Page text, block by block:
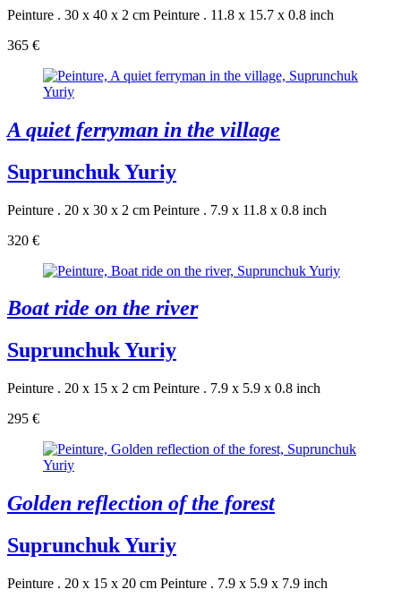
Peinture . 30 x 40 x 2 cm Peinture . 11.8 x 15.7 x 0.8 inch
365 €
A quiet ferryman in the village
Suprunchuk Yuriy
Peinture . 20 x 30 x 2 cm Peinture . 7.9 x 11.8 x 0.8 inch
320 €
Boat ride on the river
Suprunchuk Yuriy
Peinture . 20 x 15 x 2 cm Peinture . 7.9 x 5.9 x 0.8 inch
295 €
Golden reflection of the forest
Suprunchuk Yuriy
Peinture . 20 x 15 x 20 cm Peinture . 7.9 x 5.9 x 7.9 inch